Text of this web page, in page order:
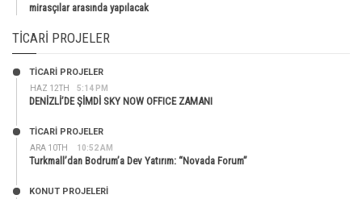
mirasçılar arasında yapılacak
TICARI PROJELER
HAZ 12TH 5:14 PM
TİCARİ PROJELER
DENİZLİ’DE ŞİMDİ SKY NOW OFFICE ZAMANI
ARA 10TH 10:52 AM
TİCARİ PROJELER
Turkmall’dan Bodrum’a Dev Yatırım: “Novada Forum”
KONUT PROJELERI